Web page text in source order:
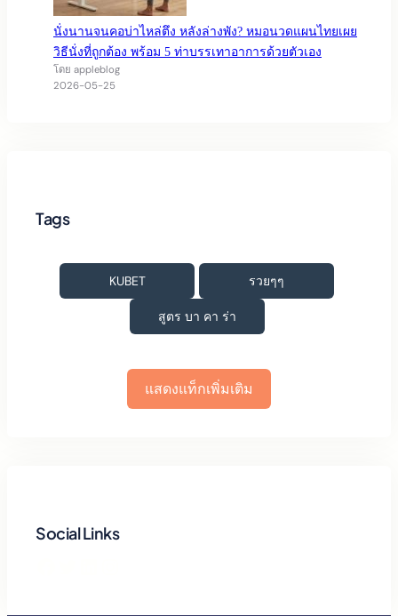
นั่งนานจนคอบ่าไหล่ตึง หลังล่างพัง? หมอนวดแผนไทยเผย
วิธีนั่งที่ถูกต้อง พร้อม 5 ท่าบรรเทาอาการด้วยตัวเอง
โดย appleblog
2026-05-25
Tags
KUBET รวยๆๆ
สูตร บา คา ร่า
แสดงแท็กเพิ่มเติม
Social Links